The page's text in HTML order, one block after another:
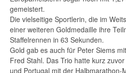
gemeistert.
Die vielseitige Sportlerin, die im
einer weiteren Goldmedaille ihre
Staffelrennen in 63 Sekunden.
Gold gab es auch für Peter Siems
Fred Stahl. Das Trio hatte kurz
und Portugal mit der